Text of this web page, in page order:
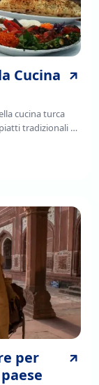
Cucina
cucina turca
tradizionali ,
per